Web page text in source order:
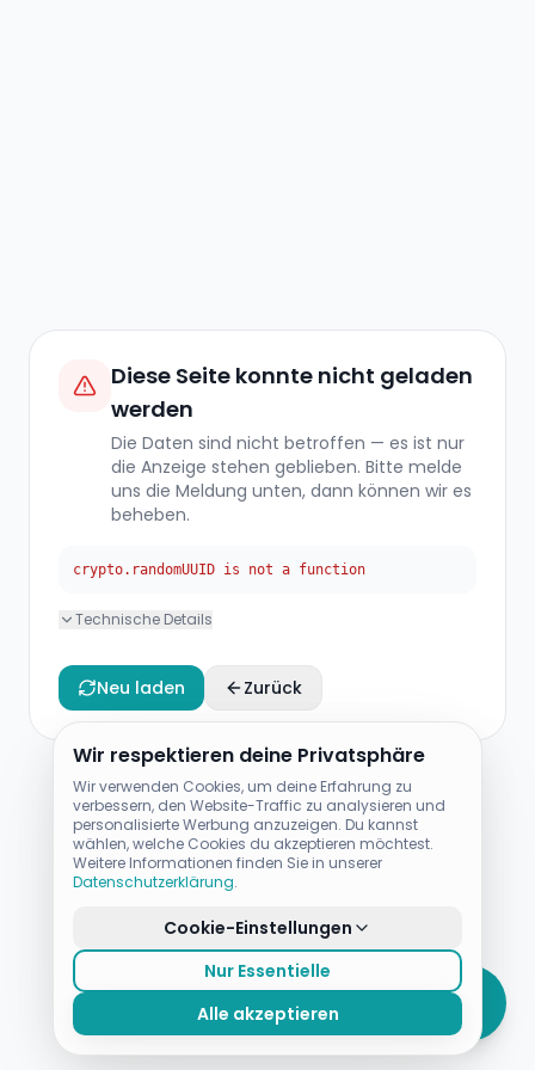
Wir respektieren deine Privatsphäre
Wir verwenden Cookies, um deine Erfahrung zu
verbessern, den Website-Traffic zu analysieren und
personalisierte Werbung anzuzeigen. Du kannst
wählen, welche Cookies du akzeptieren möchtest.
Weitere Informationen finden Sie in unserer
Datenschutzerklärung.
Cookie-Einstellungen
Nur Essentielle
Alle akzeptieren
Diese Seite konnte nicht geladen
werden
Die Daten sind nicht betroffen — es ist nur
die Anzeige stehen geblieben. Bitte melde
uns die Meldung unten, dann können wir es
beheben.
crypto.randomUUID is not a function
Technische Details
Neu laden Zurück